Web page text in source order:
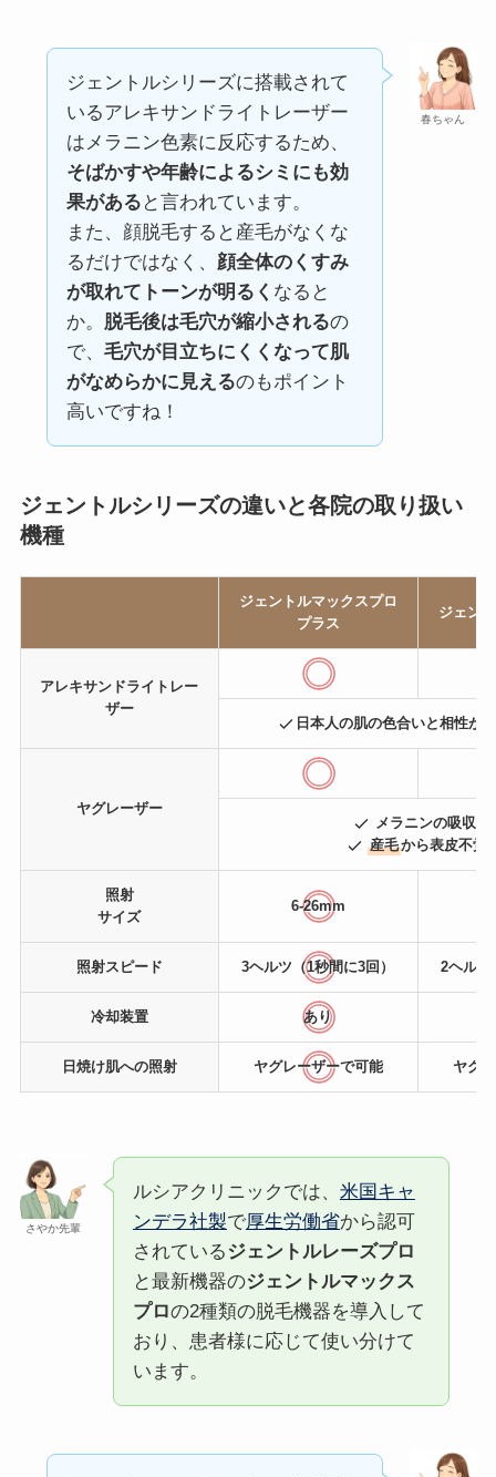
春ちゃん
ジェントルシリーズに搭載されて
いるアレキサンドライトレーザー
はメラニン色素に反応するため、
そばかすや年齢によるシミにも効
果がある と言われています。
また、顔脱毛すると産毛がなくな
るだけではなく、 顔全体のくすみ
が取れてトーンが明るく なると
か。 脱毛後は毛穴が縮小されるの
で、 毛穴が目立ちにくくなって肌
がなめらかに見えるのもポイント
高いですね！
ジェントルシリーズの違いと各院の取り扱い
機種
ジェントルマックスプロ
プラス
ジェン
アレキサンドライトレー
ザー
日本人の肌の色合いと相性が
ヤグレーザー
メラニンの吸収率
産毛から表皮不覚
照射
サイズ
6-26mm
照射スピード 3ヘルツ（1秒間に3回） 2ヘルツ
冷却装置 あり
日焼け肌への照射 ヤグレーザーで可能 ヤグ
さやか先輩
ルシアクリニックでは、 米国キャ
ンデラ社製で厚生労働省から認可
されているジェントルレーズプロ
と最新機器のジェントルマックス
プロの2種類の脱毛機器を導入して
おり、患者様に応じて使い分けて
います。